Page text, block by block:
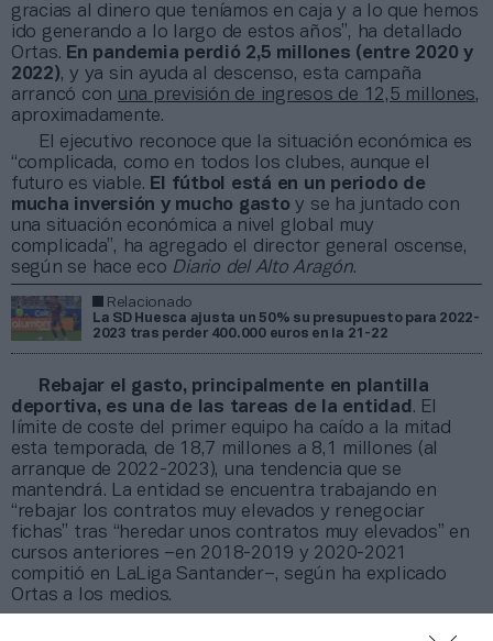
gracias al dinero que teníamos en caja y a lo que hemos
ido generando a lo largo de estos años”, ha detallado
Ortas. En pandemia perdió 2,5 millones (entre 2020 y
2022), y ya sin ayuda al descenso, esta campaña
arrancó con una previsión de ingresos de 12,5 millones,
aproximadamente.
El ejecutivo reconoce que la situación económica es
“complicada, como en todos los clubes, aunque el
futuro es viable. El fútbol está en un periodo de
mucha inversión y mucho gasto y se ha juntado con
una situación económica a nivel global muy
complicada”, ha agregado el director general oscense,
según se hace eco Diario del Alto Aragón.
Relacionado
La SD Huesca ajusta un 50% su presupuesto para 2022-
2023 tras perder 400.000 euros en la 21-22
Rebajar el gasto, principalmente en plantilla
deportiva, es una de las tareas de la entidad . El
límite de coste del primer equipo ha caído a la mitad
esta temporada, de 18,7 millones a 8,1 millones (al
arranque de 2022-2023), una tendencia que se
mantendrá. La entidad se encuentra trabajando en
“rebajar los contratos muy elevados y renegociar
fichas” tras “heredar unos contratos muy elevados” en
cursos anteriores –en 2018-2019 y 2020-2021
compitió en LaLiga Santander–, según ha explicado
Ortas a los medios.